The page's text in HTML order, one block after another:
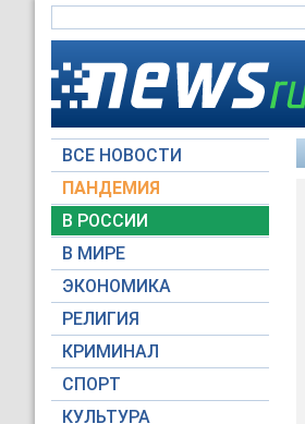
ВСЕ НОВОСТИ
ПАНДЕМИЯ
В РОССИИ
В МИРЕ
ЭКОНОМИКА
РЕЛИГИЯ
КРИМИНАЛ
СПОРТ
КУЛЬТУРА